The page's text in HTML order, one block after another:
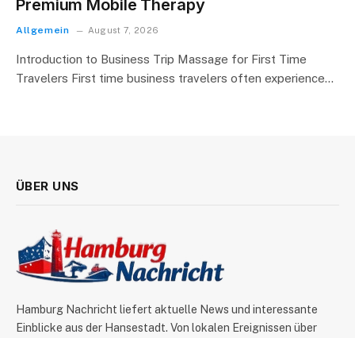
Premium Mobile Therapy
Allgemein August 7, 2026
Introduction to Business Trip Massage for First Time
Travelers First time business travelers often experience…
ÜBER UNS
Hamburg Nachricht liefert aktuelle News und interessante
Einblicke aus der Hansestadt. Von lokalen Ereignissen über